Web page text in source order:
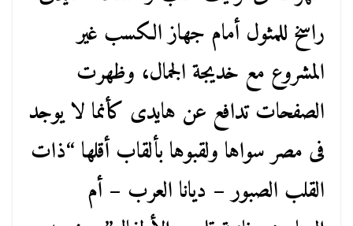
راسخ للمثول أمام جهاز الكسب غير
المشروع مع خديجة الجمال، وظهرت
الصفحات تدافع عن هايدى كأنما لا يوجد
فى مصر سواها ولقبوها بألقاب أقلها “ذات
القلب الصبور – ديانا العرب – أم